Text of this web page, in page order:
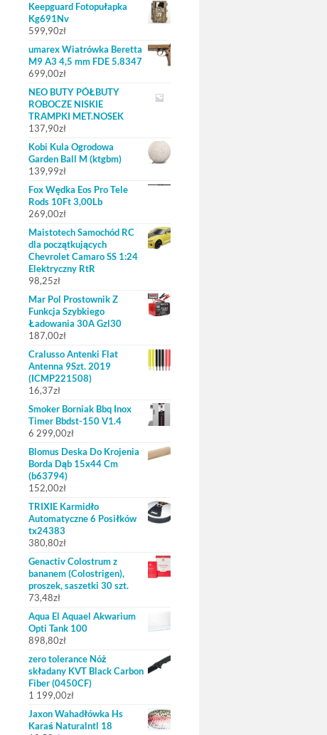
Keepguard Fotopułapka
Kg691Nv
599,90zł
umarex Wiatrówka Beretta
M9 A3 4,5 mm FDE 5.8347
699,00zł
NEO BUTY PÓŁBUTY
ROBOCZE NISKIE
TRAMPKI MET.NOSEK
137,90zł
Kobi Kula Ogrodowa
Garden Ball M (ktgbm)
139,99zł
Fox Wędka Eos Pro Tele
Rods 10Ft 3,00Lb
269,00zł
Maistotech Samochód RC
dla początkujących
Chevrolet Camaro SS 1:24
Elektryczny RtR
98,25zł
Mar Pol Prostownik Z
Funkcja Szybkiego
Ładowania 30A Gzl30
187,00zł
Cralusso Antenki Flat
Antenna 9Szt. 2019
(ICMP221508)
16,37zł
Smoker Borniak Bbq Inox
Timer Bbdst-150 V1.4
6 299,00zł
Blomus Deska Do Krojenia
Borda Dąb 15x44 Cm
(b63794)
152,00zł
TRIXIE Karmidło
Automatyczne 6 Posiłków
tx24383
380,80zł
Genactiv Colostrum z
bananem (Colostrigen),
proszek, saszetki 30 szt.
73,48zł
Aqua El Aquael Akwarium
Opti Tank 100
898,80zł
zero tolerance Nóż
składany KVT Black Carbon
Fiber (0450CF)
1 199,00zł
Jaxon Wahadłówka Hs
Karaś Naturalntl 18